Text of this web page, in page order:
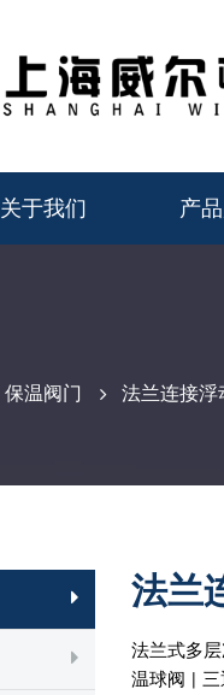
关于我们 产
保温阀门 法兰连接浮
法兰
法兰式多
温球阀 | 三